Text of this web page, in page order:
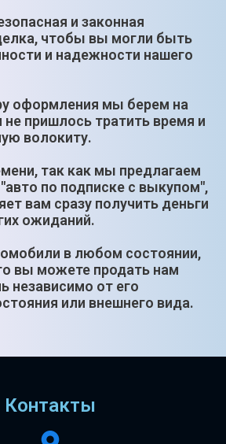
и законная
чтобы вы могли быть
и надежности нашего
оформления мы берем на
пришлось тратить время и
волокиту.
так как мы предлагаем
по подписке с выкупом",
вам сразу получить деньги
ожиданий.
в любом состоянии,
вы можете продать нам
независимо от его
или внешнего вида.
Контакты